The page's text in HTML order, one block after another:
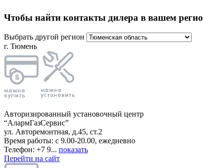
Чтобы найти контакты дилера в вашем
Выбрать другой регион
г. Тюмень
Авторизированный установочный центр
“АлармГазСервис”
ул. Авторемонтная, д.45, ст.2
Время работы: с 9.00-20.00, ежедневно
Телефон: +7 9... показать
Перейти на сайт